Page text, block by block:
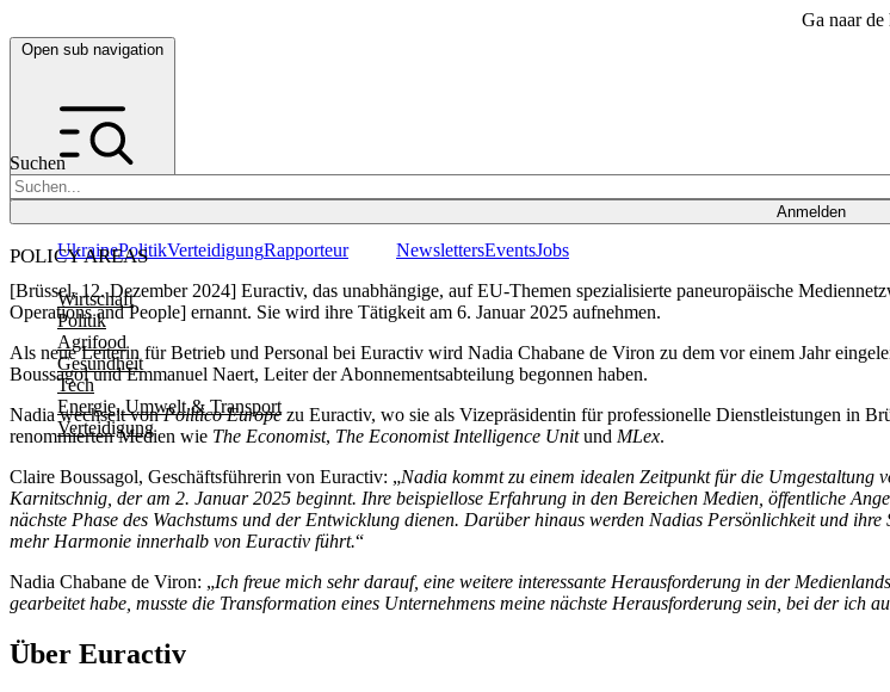
Ga naar
Open sub navigation
Suchen
Anmelden
POLICY AREAS
Wirtschaft
Politik
Agrifood
Gesundheit
Tech
Energie, Umwelt & Transport
Verteidigung
UkrainePolitikVerteidigungRapporteur NewslettersEventsJobs
[Brüssel, 12. Dezember 2024] Euractiv, das unabhängige, auf EU-Themen spezialisierte paneuropäische
Operations and People] ernannt. Sie wird ihre Tätigkeit am 6. Januar 2025 aufnehmen.
Als neue Leiterin für Betrieb und Personal bei Euractiv wird Nadia Chabane de Viron zu dem vor einem Jahr
Boussagol und Emmanuel Naert, Leiter der Abonnementsabteilung begonnen haben.
Nadia wechselt vonPolitico Europezu Euractiv, wo sie als Vizepräsidentin für professionelle Dienstleistungen in
renommierten Medien wie The Economist, The Economist Intelligence Unitund MLex.
Claire Boussagol, Geschäftsführerin von Euractiv: „Nadia kommt zu einem idealen Zeitpunkt für die Umgestaltung
Karnitschnig, der am 2. Januar 2025 beginnt. Ihre beispiellose Erfahrung in den Bereichen Medien, öffentliche
nächste Phase des Wachstums und der Entwicklung dienen. Darüber hinaus werden Nadias Persönlichkeit und ihre
mehr Harmonie innerhalb von Euractiv führt.“
Nadia Chabane de Viron: „Ich freue mich sehr darauf, eine weitere interessante Herausforderung in der
gearbeitet habe, musste die Transformation eines Unternehmens meine nächste Herausforderung sein, bei der ich
Über Euractiv